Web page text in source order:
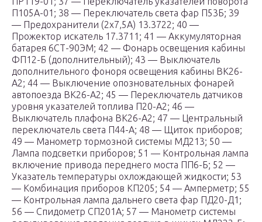
П105А-01; 38 — Переключатель света фар П53Б; 39
— Предохранители (2х7,5А) 13.3722; 40 —
Прожектор искатель 17.3711; 41 — Аккумуляторная
батарея 6СТ-90ЭМ; 42 — Фонарь освещения кабины
ФП12-Б (дополнительный); 43 — Выключатель
дополнительного фоноря освещения кабины ВК26-
А2; 44 — Выключение опозновательных фонарей
автопоезда ВК26-А2; 45 — Переключатель датчиков
уровня указателей топлива П20-А2; 46 —
Выключатель плафона ВК26-А2; 47 — Центральный
переключатель света П44-А; 48 — Щиток приборов;
49 — Манометр тормозной системы МД213; 50 —
Лампа подсветки приборов; 51 — Контрольная лампа
включение привода переднего моста ПП6-Б; 52 —
Указатель температуры охлождающей жидкости; 53
— Комбинация приборов КП205; 54 — Амперметр; 55
— Контрольная лампа дальнего света фар ПД20-Д1;
56 — Спидометр СП201А; 57 — Манометр системы